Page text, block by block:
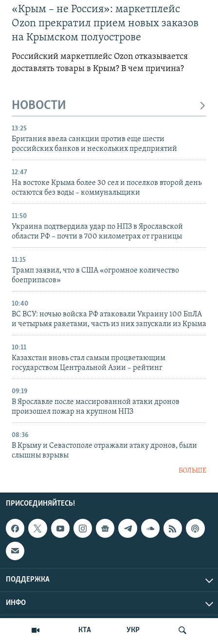
КТА УКР
«Крым – не Россия»: маркетплейс
Ozon прекратил прием новых заказов
на Крымском полуострове
Российский маркетплейс Ozon отказывается
доставлять товары в Крым? В чем причина?
НОВОСТИ
13:25
Британия ввела санкции против еще шести
российских банков и нескольких предприятий
12:47
На востоке Крыма более 30 сел и поселков второй день
остаются без воды – коммунальщики
11:50
Украина подтвердила удар по НПЗ в Ярославской
области РФ – почти в 700 километрах от границы
11:15
Трамп заявил, что в США «огромное количество
боеприпасов»
10:40
ВС ВСУ: ночью войска РФ атаковали Украину 100 БпЛА
и четырьмя ракетами, часть из них запускали из Крыма
10:11
Казахстан вновь стал самым процветающим
государством Центральной Азии – рейтинг
09:19
В Ярославле после массированной атаки дронов
произошел пожар на крупном НПЗ
08:36
В Крыму и Севастополе отражали атаку дронов, были
слышны взрывы
БОЛЬШЕ
ПРИСОЕДИНЯЙТЕСЬ!
ПОДДЕРЖКА
ИНФО
Copyright Крым.Реалии, 2026 | Все права защищены.
UTC+3